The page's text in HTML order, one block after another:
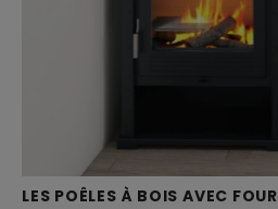
LES POÊLES À BOIS AVEC FOUR